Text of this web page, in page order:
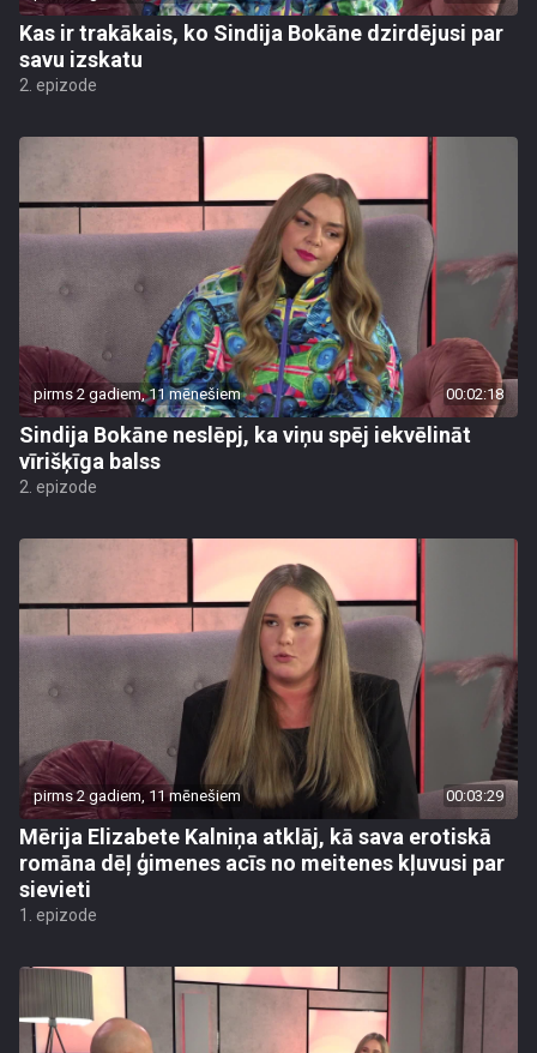
Kas ir trakākais, ko Sindija Bokāne dzirdējusi par
savu izskatu
2. epizode
pirms 2 gadiem, 11 mēnešiem 00:02:18
Sindija Bokāne neslēpj, ka viņu spēj iekvēlināt
vīrišķīga balss
2. epizode
pirms 2 gadiem, 11 mēnešiem 00:03:29
Mērija Elizabete Kalniņa atklāj, kā sava erotiskā
romāna dēļ ģimenes acīs no meitenes kļuvusi par
sievieti
1. epizode